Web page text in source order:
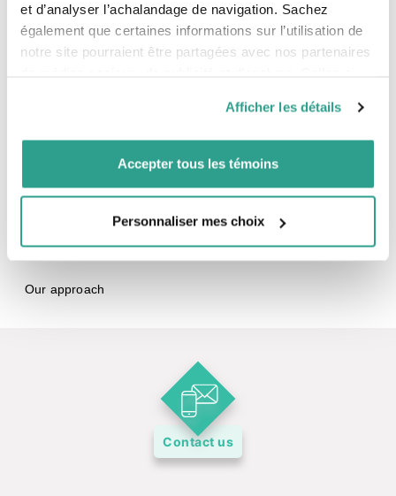
et d’analyser l’achalandage de navigation. Sachez
également que certaines informations sur l’utilisation de
notre site pourraient être partagées avec nos partenaires
vous leur auriez fournies ou qu’ils auraient collectées lors
de votre utilisation de leurs services.
Afficher les détails
Accepter tous les témoins
Personnaliser mes choix
fdp team
Investment Services team
fdp Centre of Expertise | Wealth Planning and Strategies
Our approach
Contact us